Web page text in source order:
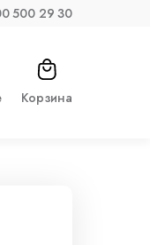
500 29 30
Корзина